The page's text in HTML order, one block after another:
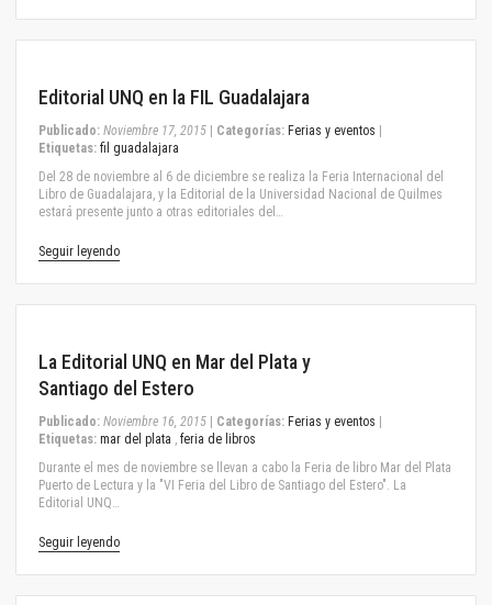
Editorial UNQ en la FIL Guadalajara
Publicado: Noviembre 17, 2015 Categorías: Ferias y eventos
Etiquetas: fil guadalajara
Del 28 de noviembre al 6 de diciembre se realiza la Feria Internacional del
Libro de Guadalajara, y la Editorial de la Universidad Nacional de Quilmes
estará presente junto a otras editoriales del…
Seguir leyendo
La Editorial UNQ en Mar del Plata y
Santiago del Estero
Publicado: Noviembre 16, 2015 Categorías: Ferias y eventos
Etiquetas: mar del plata , feria de libros
Durante el mes de noviembre se llevan a cabo la Feria de libro Mar del Plata
Puerto de Lectura y la "VI Feria del Libro de Santiago del Estero". La
Editorial UNQ…
Seguir leyendo